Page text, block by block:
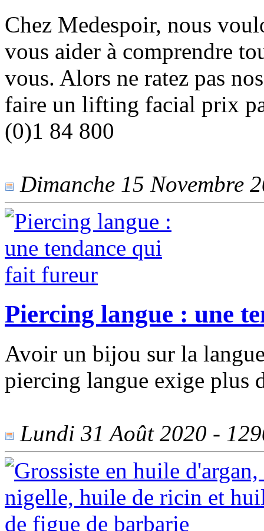
Chez Medespoir, nous
vous aider à comprendre
vous. Alors ne ratez pas
faire un lifting facial prix
(0)1 84 800
Dimanche 15 Novembre
Piercing langue : une
Avoir un bijou sur la
piercing langue exige plus
Lundi 31 Août 2020 -